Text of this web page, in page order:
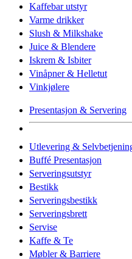
Kaffebar utstyr
Varme drikker
Slush & Milkshake
Juice & Blendere
Iskrem & Isbiter
Vinåpner & Helletut
Vinkjølere
Presentasjon & Servering
Utlevering &
Buffé Presentasjon
Serveringsutstyr
Bestikk
Serveringsbestikk
Serveringsbrett
Servise
Kaffe & Te
Møbler & Barriere